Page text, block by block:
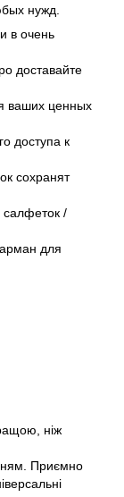
нужд.
в очень
доставайте
ваших ценных
доступа к
сохранят
салфеток /
для
ніж
Приємно